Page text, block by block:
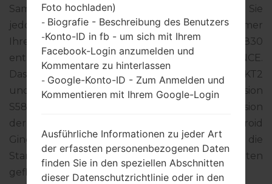
Samsung Galaxy Ace herunter. Vergessen Sie
jedoch nicht zu überprüfen, ob die Modellnummer
Ihres Smartphones dem angegebenen GT-S5830
entspricht. Der Firmware-Code SFR ist für FRANCE.
Das Produkt wird mit der PDA-Version S5830BUKT2
und CSC-Version S5830SFRKT1, MODEM-Version
S5830XWKT8 geliefert. Die Betriebssystemversion
der angegebenen Firmware ist Android
Gingerbread 2.3.6. Detalierte Anleitung, wie man die
Standart - Firmware auf Samsung-Geräten
geflascht wird,
gibt es hier
Foto hochladen)
- Biografie - Beschreibung des Benutzers
-Konto-ID in fb - um sich mit Ihrem
Facebook-Login anzumelden und
Kommentare zu hinterlassen
- Google-Konto-ID - Zum Anmelden und
Kommentieren mit Ihrem Google-Login
Ausführliche Informationen zu jeder Art
der erfassten personenbezogenen Daten
finden Sie in den speziellen Abschnitten
dieser Datenschutzrichtlinie oder in den